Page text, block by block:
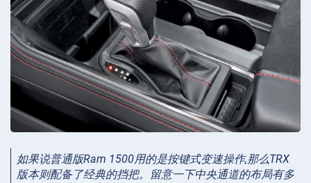
如果说普通版Ram 1500用的是按键式变速操作,那么TRX
版本则配备了经典的挡把。留意一下中央通道的布局有多